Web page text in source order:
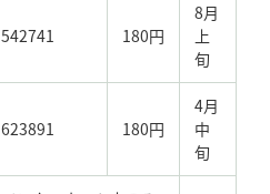
542741 180円
8月
上
旬
623891 180円
4月
中
旬